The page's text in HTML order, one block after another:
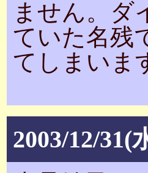
ません。ダ
ていた名残
てしまいま
2003/12/